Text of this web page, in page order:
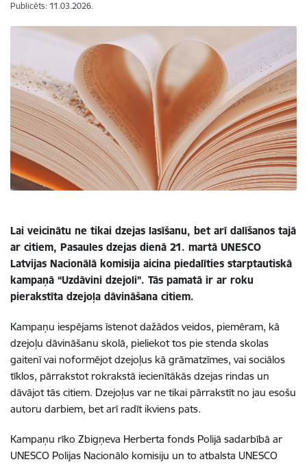
Publicēts: 11.03.2026.
Lai veicinātu ne tikai dzejas lasīšanu, bet arī dalīšanos tajā
ar citiem, Pasaules dzejas dienā 21. martā UNESCO
Latvijas Nacionālā komisija aicina piedalīties starptautiskā
kampaņā “Uzdāvini dzejoli”. Tās pamatā ir ar roku
pierakstīta dzejoļa dāvināšana citiem.
Kampaņu iespējams īstenot dažādos veidos, piemēram, kā
dzejoļu dāvināšanu skolā, pieliekot tos pie stenda skolas
gaitenī vai noformējot dzejoļus kā grāmatzīmes, vai sociālos
tīklos, pārrakstot rokrakstā iecienītākās dzejas rindas un
dāvājot tās citiem. Dzejoļus var ne tikai pārrakstīt no jau esošu
autoru darbiem, bet arī radīt ikviens pats.
Kampaņu rīko Zbigņeva Herberta fonds Polijā sadarbībā ar
UNESCO Polijas Nacionālo komisiju un to atbalsta UNESCO